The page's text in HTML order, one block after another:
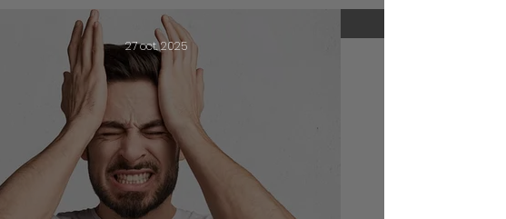
27 oct. 2025